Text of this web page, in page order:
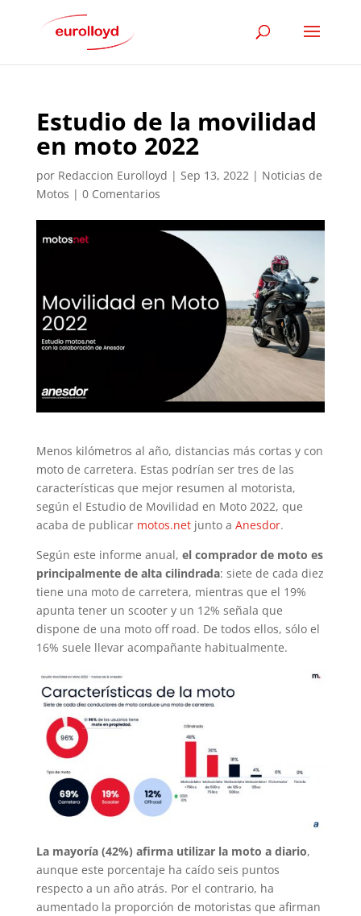
Estudio de la movilidad
en moto 2022
por Redaccion Eurolloyd | Sep 13, 2022| Noticias de
Motos | 0 Comentarios
Menos kilómetros al año, distancias más cortas y con
moto de carretera. Estas podrían ser tres de las
características que mejor resumen al motorista,
según el Estudio de Movilidad en Moto 2022, que
acaba de publicar motos.netjunto a Anesdor.
Según este informe anual, el comprador de moto es
principalmente de alta cilindrada: siete de cada diez
tiene una moto de carretera, mientras que el 19%
apunta tener un scooter y un 12% señala que
dispone de una moto off road. De todos ellos, sólo el
16% suele llevar acompañante habitualmente.
La mayoría (42%) afirma utilizar la moto a diario,
aunque este porcentaje ha caído seis puntos
respecto a un año atrás. Por el contrario, ha
aumentado la proporción de motoristas que afirman